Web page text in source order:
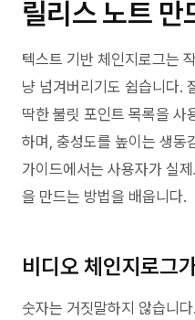
릴리스 노트 만
텍스트 기반 체인지로그는
냥 넘겨버리기도 쉽습니다.
딱한 불릿 포인트 목록을 사
하며, 충성도를 높이는 생동
가이드에서는 사용자가 실
을 만드는 방법을 배웁니다.
비디오 체인지로그
숫자는 거짓말하지 않습니